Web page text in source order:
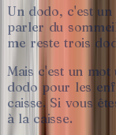
Un dodo, c'est un
parler du
me reste trois
Mais c'est un mot
dodo pour les
caisse. Si vous
à la caisse.